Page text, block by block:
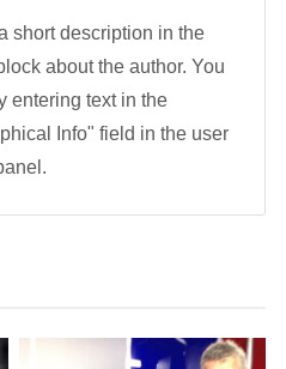
short description in the
about the author. You
entering text in the
Info" field in the user